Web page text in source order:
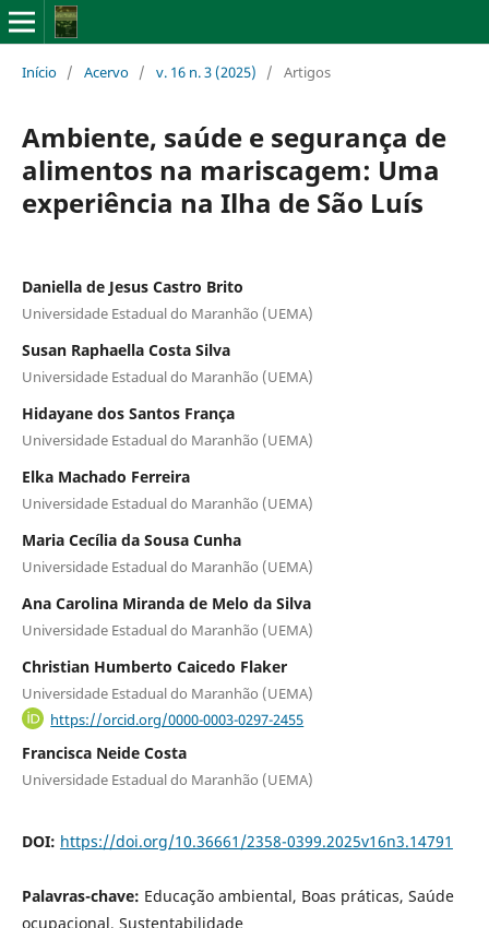
Início / Acervo / v. 16 n. 3 (2025) / Artigos
Ambiente, saúde e segurança de
alimentos na mariscagem: Uma
experiência na Ilha de São Luís
Daniella de Jesus Castro Brito
Universidade Estadual do Maranhão (UEMA)
Susan Raphaella Costa Silva
Universidade Estadual do Maranhão (UEMA)
Hidayane dos Santos França
Universidade Estadual do Maranhão (UEMA)
Elka Machado Ferreira
Universidade Estadual do Maranhão (UEMA)
Maria Cecília da Sousa Cunha
Universidade Estadual do Maranhão (UEMA)
Ana Carolina Miranda de Melo da Silva
Universidade Estadual do Maranhão (UEMA)
Christian Humberto Caicedo Flaker
Universidade Estadual do Maranhão (UEMA)
https://orcid.org/0000-0003-0297-2455
Francisca Neide Costa
Universidade Estadual do Maranhão (UEMA)
DOI: https://doi.org/10.36661/2358-0399.2025v16n3.14791
Palavras-chave: Educação ambiental, Boas práticas, Saúde
ocupacional, Sustentabilidade